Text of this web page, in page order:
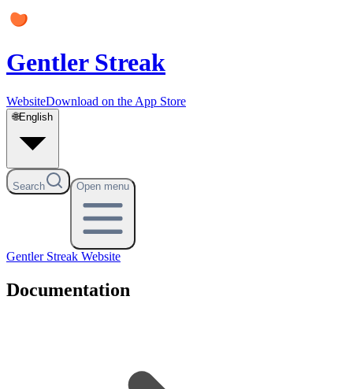
Gentler Streak
WebsiteDownload on the App Store
🌐English
Search Open menu
Gentler Streak Website
Documentation